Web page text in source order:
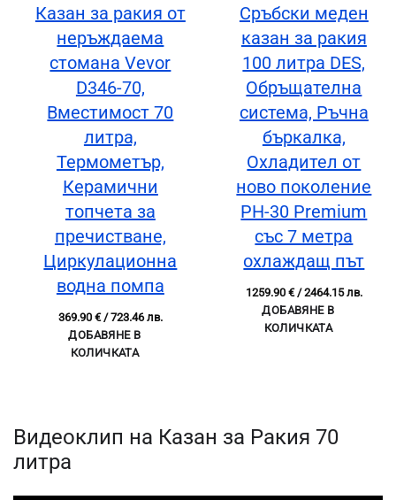
Казан за ракия от
неръждаема
стомана Vevor
D346-70,
Вместимост 70
литра,
Термометър,
Керамични
топчета за
пречистване,
Циркулационна
водна помпа
369.90 €/ 723.46 лв.
ДОБАВЯНЕ В
КОЛИЧКАТА
Сръбски меден
казан за ракия
100 литра DES,
Обръщателна
система, Ръчна
бъркалка,
Охладител от
ново поколение
PH-30 Premium
със 7 метра
охлаждащ път
1259.90 €/ 2464.15 лв.
ДОБАВЯНЕ В
КОЛИЧКАТА
Видеоклип на Казан за Ракия 70
литра